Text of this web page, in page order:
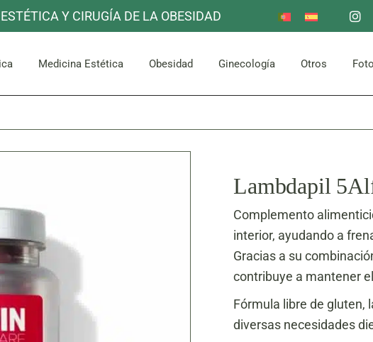
Y CIRUGÍA DE LA OBESIDAD
y Cuello
Mama
Medicina Estética
Facial
Obesidad Ginecología Otros
Otros
Mama
Reducción de Estómago
Bypass Gástrico
Otros
Lambdapil
Complemento
interior, ayudando a
Gracias a su
contribuye a mantener
Fórmula libre de gluten,
diversas necesidades